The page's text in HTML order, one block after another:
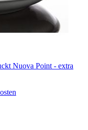
Nuova Point - extra